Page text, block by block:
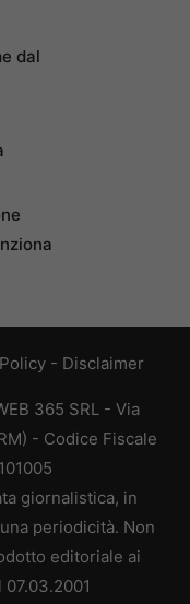
dal
- Disclaimer
365 SRL - Via
- Codice Fiscale
giornalistica, in
periodicità. Non
editoriale ai